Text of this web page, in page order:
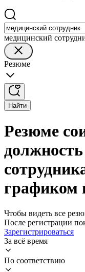
медицинский
Резюме
Найти
Резюме
графиком
Чтобы видеть все
После регистрации
Зарегистрироваться
За всё время
По соответствию